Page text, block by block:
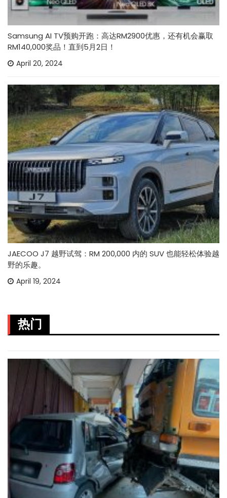
Samsung AI TV预购开跑：高达RM2900优惠，还有机会赢取
RM140,000奖品！直到5月2日！
April 20, 2024
JAECOO J7 越野试驾：RM 200,000 内的 SUV 也能轻松体验越
野的乐趣。
April 19, 2024
热门